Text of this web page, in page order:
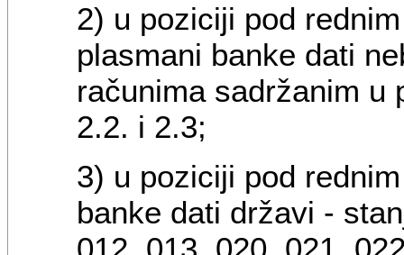
2) u poziciji pod
plasmani banke dati
računima sadržanim u
2.2. i 2.3;
3) u poziciji pod
banke dati državi -